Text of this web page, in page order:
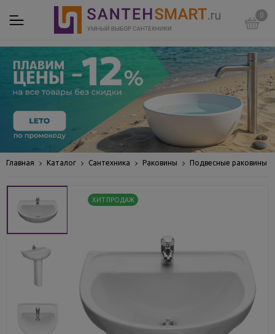
0
Главная Каталог Сантехника Раковины Подвесные раковины
ХИТ ПРОДАЖ